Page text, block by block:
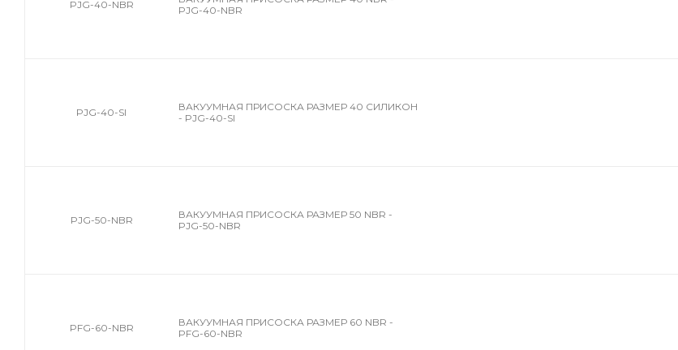
PJG-40-NBR
PJG-40-NBR
PJG-40-SI
ВАКУУМНАЯ ПРИСОСКА РАЗМЕР 40 СИЛИКОН
- PJG-40-SI
PJG-50-NBR
ВАКУУМНАЯ ПРИСОСКА РАЗМЕР 50 NBR -
PJG-50-NBR
PFG-60-NBR
ВАКУУМНАЯ ПРИСОСКА РАЗМЕР 60 NBR -
PFG-60-NBR